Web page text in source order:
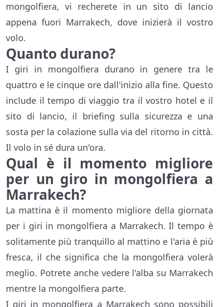
mongolfiera, vi recherete in un sito di lancio
appena fuori Marrakech, dove inizierà il vostro
volo.
Quanto durano?
I giri in mongolfiera durano in genere tra le
quattro e le cinque ore dall'inizio alla fine. Questo
include il tempo di viaggio tra il vostro hotel e il
sito di lancio, il briefing sulla sicurezza e una
sosta per la colazione sulla via del ritorno in città.
Il volo in sé dura un'ora.
Qual è il momento migliore
per un giro in mongolfiera a
Marrakech?
La mattina è il momento migliore della giornata
per i giri in mongolfiera a Marrakech. Il tempo è
solitamente più tranquillo al mattino e l'aria è più
fresca, il che significa che la mongolfiera volerà
meglio. Potrete anche vedere l'alba su Marrakech
mentre la mongolfiera parte.
I giri in mongolfiera a Marrakech sono possibili